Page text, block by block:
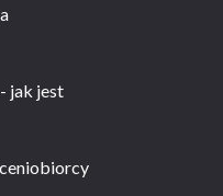
jak jest